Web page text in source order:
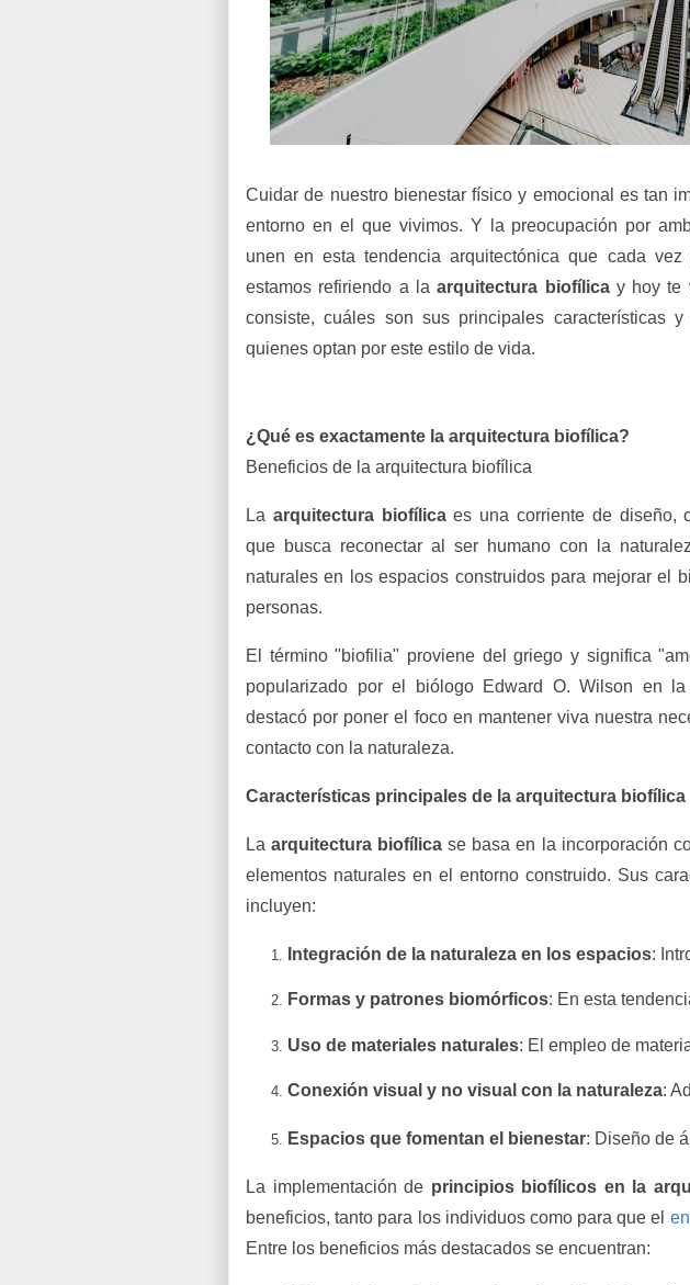
Cuidar de nuestro bienestar físico y emocional es tan
entorno en el que vivimos. Y la preocupación por
unen en esta tendencia arquitectónica que cada
estamos refiriendo a laarquitectura biofílica y hoy te
consiste, cuáles son sus principales características
quienes optan por este estilo de vida.
¿Qué es exactamente la arquitectura biofílica?
Beneficios de la arquitectura biofílica
La arquitectura biofílicaes una corriente de diseño,
que busca reconectar al ser humano con la
naturales en los espacios construidos para mejorar el
personas.
El término "biofilia" proviene del griego y significa
popularizado por el biólogo Edward O. Wilson en
destacó por poner el foco en mantener viva nuestra
contacto con la naturaleza.
Características principales de la arquitectura biofílica
Laarquitectura biofílica se basa en la incorporación
elementos naturales en el entorno construido. Sus
incluyen:
Integración de la naturaleza en los espacios:
Formas y patrones biomórficos: En esta
Uso de materiales naturales: El empleo de
Conexión visual y no visual con la naturaleza:
Espacios que fomentan el bienestar: Diseño de
La implementación de principios biofílicos en la
beneficios, tanto para los individuos como para que el
Entre los beneficios más destacados se encuentran: